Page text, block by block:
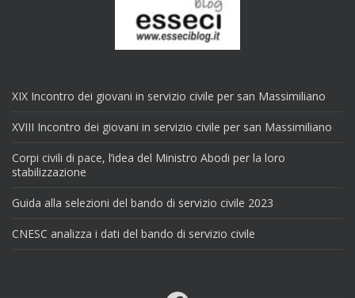
XIX Incontro dei giovani in servizio civile per san Massimiliano
XVIII Incontro dei giovani in servizio civile per san Massimiliano
Corpi civili di pace, l’idea del Ministro Abodi per la loro
stabilizzazione
Guida alla selezioni del bando di servizio civile 2023
CNESC analizza i dati del bando di servizio civile